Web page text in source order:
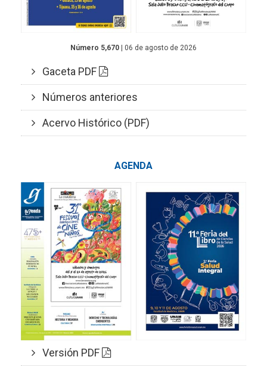
Número 5,670 | 06 de agosto de 2026
Gaceta PDF
Números anteriores
Acervo Histórico (PDF)
AGENDA
Versión PDF